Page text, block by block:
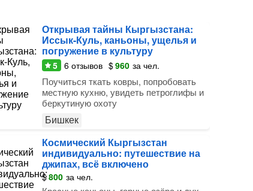
Открывая тайны Кыргызстана:
Иссык-Куль, каньоны, ущелья и
погружение в культуру
5 6отзывов $960 за чел.
Поучиться ткать ковры, попробовать
местную кухню, увидеть петроглифы и
беркутиную охоту
Бишкек
Космический Кыргызстан
индивидуально: путешествие на
джипах, всё включено
$800 за чел.